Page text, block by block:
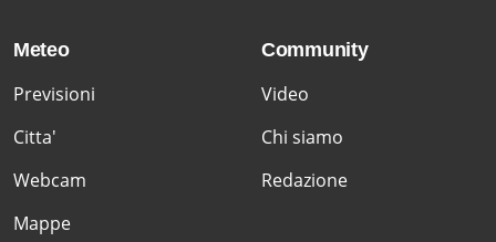
Meteo
Previsioni
Citta'
Webcam
Mappe
Community
Video
Chi siamo
Redazione